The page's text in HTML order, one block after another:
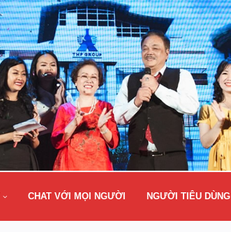
CHAT VỚI MỌI NGƯỜI NGƯỜI TIÊU DÙNG